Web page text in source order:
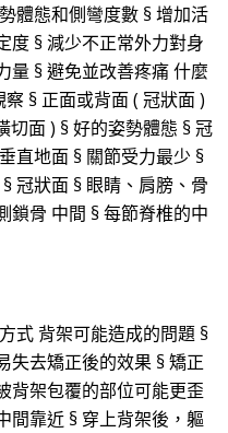
體態和側彎度數 § 增加活
度 § 減少不正常外力對身
量 § 避免並改善疼痛 什麼
§ 正面或背面 ( 冠狀面 )
切面 ) § 好的姿勢體態 § 冠
直地面 § 關節受力最少 §
冠狀面 § 眼睛、肩膀、骨
鎖骨 中間 § 每節脊椎的中
式 背架可能造成的問題 §
失去矯正後的效果 § 矯正
背架包覆的部位可能更歪
間靠近 § 穿上背架後，軀